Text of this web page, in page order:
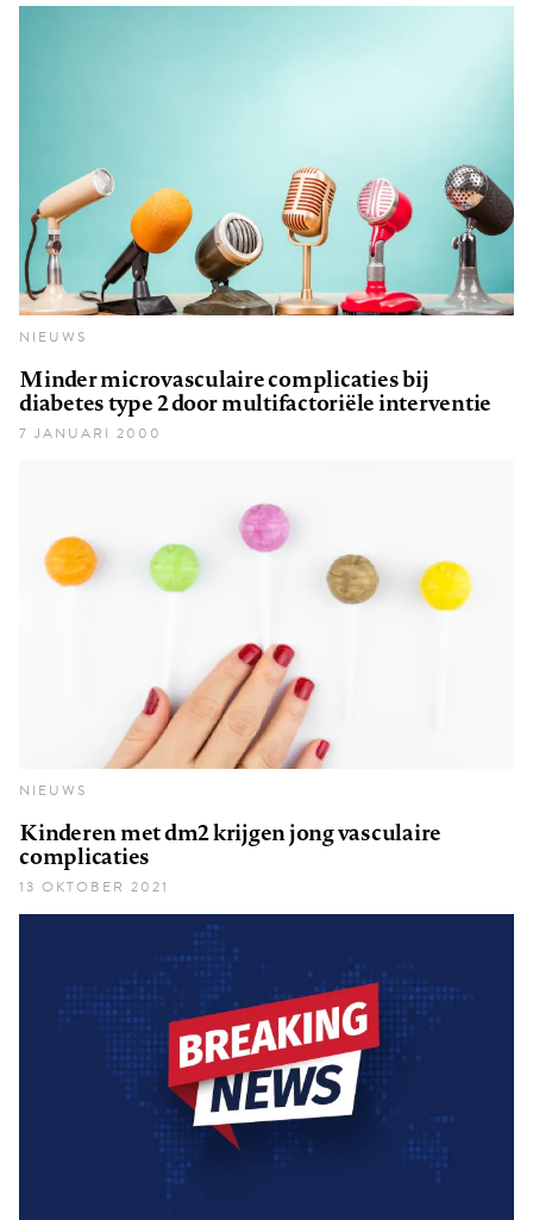
NIEUWS
Minder microvasculaire complicaties bij
diabetes type 2 door multifactoriële interventie
7 JANUARI 2000
NIEUWS
Kinderen met dm2 krijgen jong vasculaire
complicaties
13 OKTOBER 2021